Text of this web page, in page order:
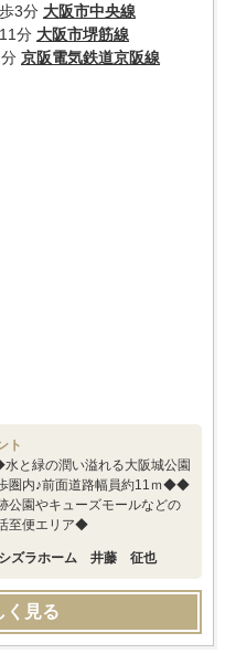
3分 大阪市中央線
分 大阪市堺筋線
京阪電気鉄道京阪線
ト
と緑の潤い溢れる大阪城公園
圏内♪前面道路幅員約11ｍ◆◆
公園やキューズモールなどの
至便エリア◆
シズラホーム 井藤 征也
く見る